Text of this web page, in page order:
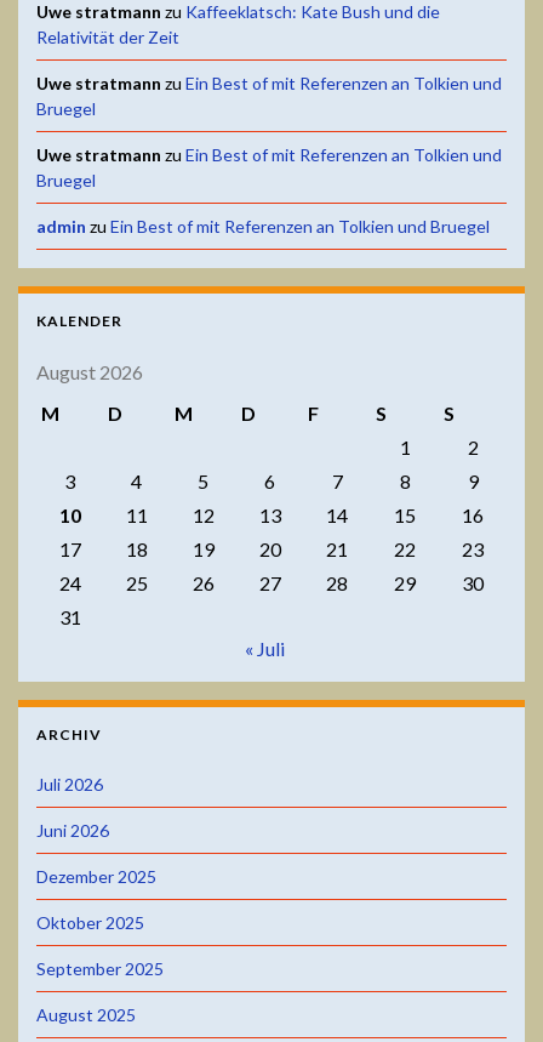
Uwe stratmann zu Kaffeeklatsch: Kate Bush und die
Relativität der Zeit
Uwe stratmann zu Ein Best of mit Referenzen an Tolkien und
Bruegel
Uwe stratmann zu Ein Best of mit Referenzen an Tolkien und
Bruegel
admin zu Ein Best of mit Referenzen an Tolkien und Bruegel
KALENDER
August 2026
M
D M D F S
S
1
2
3
4 5 6 7 8
9
10
11 12 13 14 15
16
17
18 19 20 21 22
23
24
25 26 27 28 29
30
31
« Juli
ARCHIV
Juli 2026
Juni 2026
Dezember 2025
Oktober 2025
September 2025
August 2025